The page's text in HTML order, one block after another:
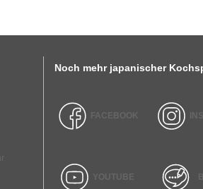
Noch mehr japanischer
FACEBOOK
YOUTUBE